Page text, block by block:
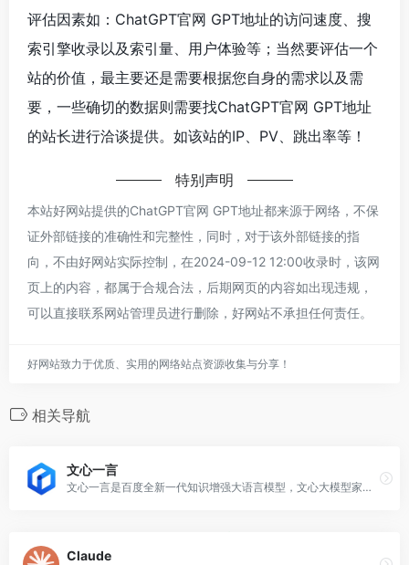
评估因素如：ChatGPT官网 GPT地址的访问速度、搜
索引擎收录以及索引量、用户体验等；当然要评估一个
站的价值，最主要还是需要根据您自身的需求以及需
要，一些确切的数据则需要找ChatGPT官网 GPT地址
的站长进行洽谈提供。如该站的IP、PV、跳出率等！
特别声明
本站好网站提供的ChatGPT官网 GPT地址都来源于网络，不保
证外部链接的准确性和完整性，同时，对于该外部链接的指
向，不由好网站实际控制，在2024-09-12 12:00收录时，该网
页上的内容，都属于合规合法，后期网页的内容如出现违规，
可以直接联系网站管理员进行删除，好网站不承担任何责任。
好网站致力于优质、实用的网络站点资源收集与分享！
相关导航
文心一言
文心一言是百度全新一代知识增强大语言模型，文心大模型家族的新成员，能够与人对话互动，回答问题，协助创作，高效便捷地帮助人们获取信息、知识和灵感。
Claude